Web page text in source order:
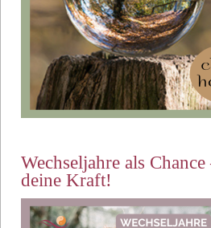
Wechseljahre als
deine Kraft!